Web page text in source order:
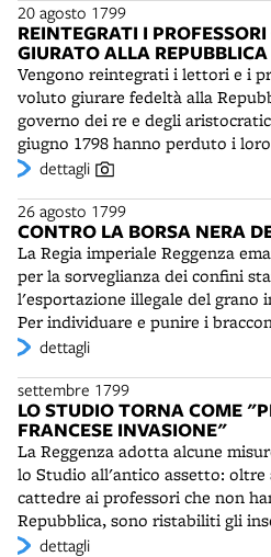
molto vicino a Napoleone,
fortezza di Palmanova. Anche
Aldini, rispettivamente agente e
dei beni demaniali, sono
requisizioni e delle vendite dei
effettuate durante l'occupazione
a pubbliche ritrattazioni il
Domenico Sgarzi e Bernardo
potere esecutivo della
della Cesarea Reggenza,
dimostra particolarmente
rinata “l'età di Silla”. Con il
l'esilio perpetuo e i suoi beni
20 agosto 1799
REINTEGRATI I
GIURATO ALLA REPUBBLICA
Vengono reintegrati i lettori e i
voluto giurare fedeltà alla
governo dei re e degli
giugno 1798 hanno perduto i
I giornali del periodo giacobino li
civismo", "disumani" e "ingrati
peggio li avevano definiti "la
Vangelo Repubblicano". Tra gli
matematico Sebastiano
Tambroni, il medico naturalista
decano Gaetano Uttini,
Antoni, il bibliotecario don
Galvani, custode dell'Orto
illustre tra essi, lo scienziato
godere di questa riparazione,
1798.
dettagli
26 agosto 1799
CONTRO LA BORSA NERA
La Regia imperiale Reggenza
per la sorveglianza dei confini
l'esportazione illegale del grano
Per individuare e punire i
confine è affidata all'esercito e a
fuggire. Il traffico dei carri deve
dalla linea di confine. E'
benemerenza per chi denuncia
clandestina, accaparramento e
mentre per i responsabili di
pena di morte.
dettagli
settembre 1799
LO STUDIO TORNA COME
FRANCESE INVASIONE"
La Reggenza adotta alcune
lo Studio all'antico assetto:
cattedre ai professori che non
Repubblica, sono ristabiliti gli
Ripristinati, inoltre, le
dettagli